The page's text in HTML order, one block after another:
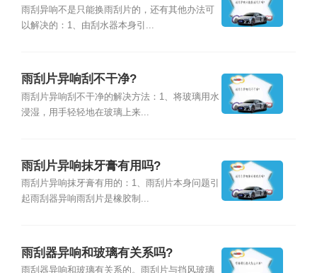
雨刮异响不是只能换雨刮片的，还有其他办法可
以解决的：1、由刮水器本身引...
雨刮片异响刮不干净?
雨刮片异响刮不干净的解决方法：1、将玻璃用水
浸湿，用手轻轻地在玻璃上来...
雨刮片异响抹牙膏有用吗?
雨刮片异响抹牙膏有用的：1、雨刮片本身问题引
起雨刮器异响雨刮片是橡胶制...
雨刮器异响和玻璃有关系吗?
雨刮器异响和玻璃有关系的。雨刮片与挡风玻璃